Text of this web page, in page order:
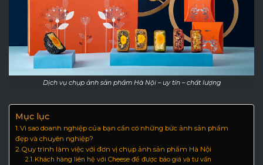
Dịch vụ chụp ảnh sản phẩm Hà Nội – uy tín – chất lượng
Mục lục
Vì sao doanh nghiệp của bạn cần có những bức ảnh sản phẩm
đẹp và chuyên nghiệp?
Quy trình làm việc với đơn vị chụp ảnh sản phẩm Hà Nội
Khách hàng liên hệ với Cheese để được báo giá và tư vấn